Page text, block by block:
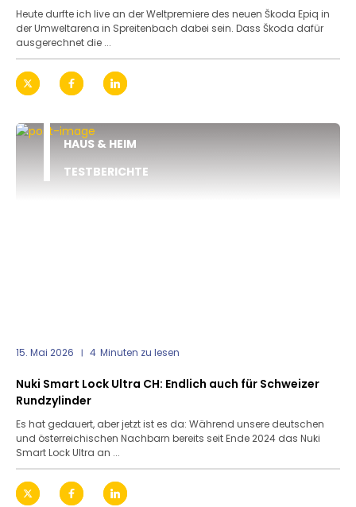
Heute durfte ich live an der Weltpremiere des neuen Škoda Epiq in
der Umweltarena in Spreitenbach dabei sein. Dass Škoda dafür
ausgerechnet die ...
HAUS & HEIM
TESTBERICHTE
15. Mai 2026 4 Minuten zu lesen
Nuki Smart Lock Ultra CH: Endlich auch für Schweizer
Rundzylinder
Es hat gedauert, aber jetzt ist es da: Während unsere deutschen
und österreichischen Nachbarn bereits seit Ende 2024 das Nuki
Smart Lock Ultra an ...